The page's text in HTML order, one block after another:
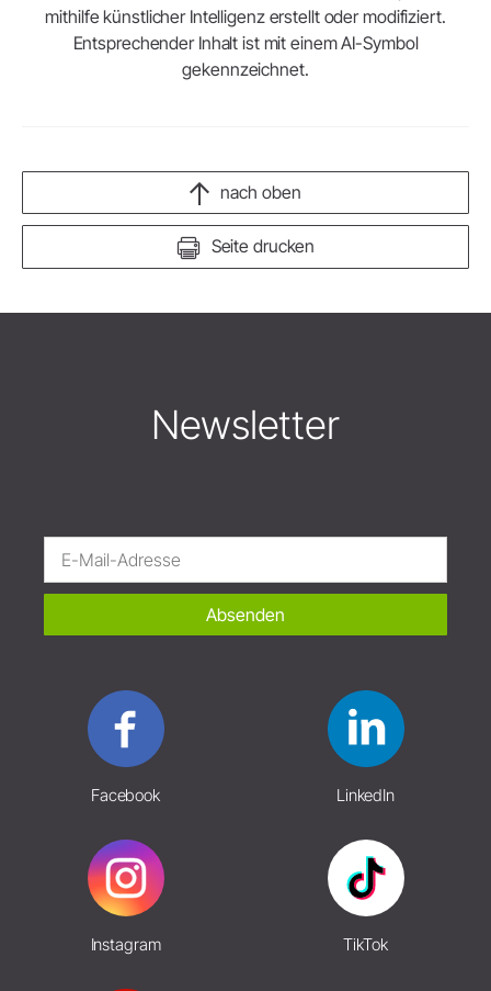
mithilfe künstlicher Intelligenz erstellt oder modifiziert.
Entsprechender Inhalt ist mit einem AI-Symbol
gekennzeichnet.
Seite drucken
nach oben
Newsletter
Absenden
Facebook LinkedIn
Instagram TikTok